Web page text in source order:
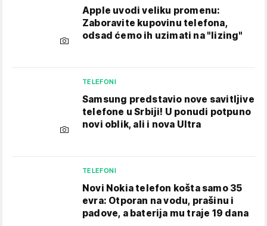
Apple uvodi veliku promenu:
Zaboravite kupovinu telefona,
odsad ćemo ih uzimati na "lizing"
TELEFONI
Samsung predstavio nove savitljive
telefone u Srbiji! U ponudi potpuno
novi oblik, ali i nova Ultra
TELEFONI
Novi Nokia telefon košta samo 35
evra: Otporan na vodu, prašinu i
padove, a baterija mu traje 19 dana